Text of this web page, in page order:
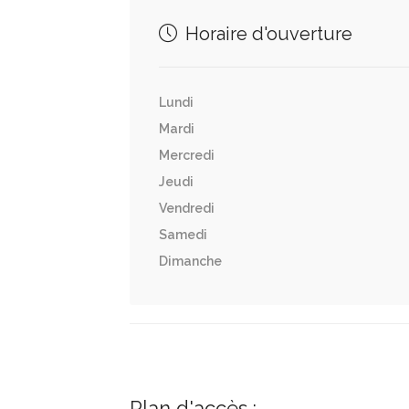
Horaire d'ouverture
Lundi
Mardi
Mercredi
Jeudi
Vendredi
Samedi
Dimanche